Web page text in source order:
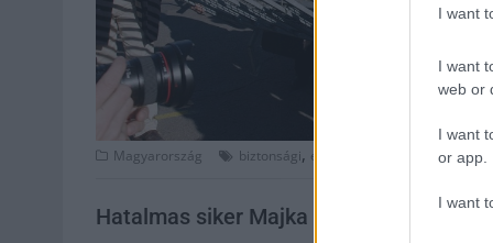
I want
I want
web or
I want
or app.
I want
Magyarország biztonsági, ellenzéki intézkedés
Hatalmas siker Majka új klipje a neten,